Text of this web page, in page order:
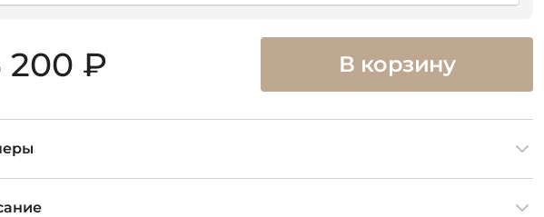
200 ₽ В корзину